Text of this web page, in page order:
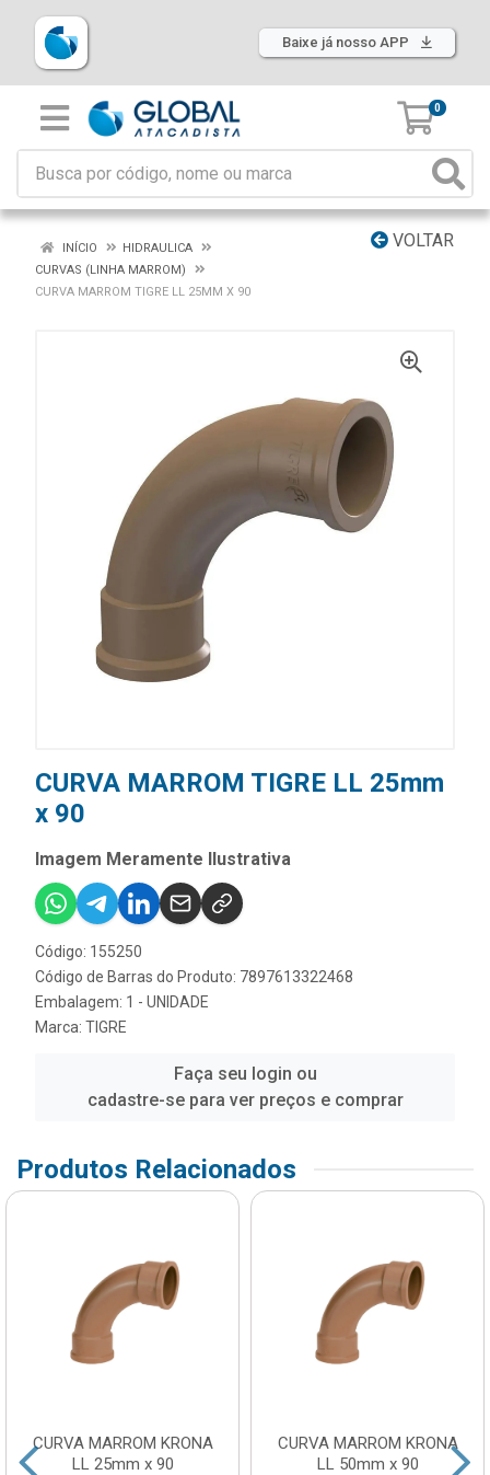
Baixe já nosso APP
0
VOLTAR
INÍCIO
HIDRAULICA
CURVAS (LINHA MARROM)
CURVA MARROM TIGRE LL 25MM X 90
CURVA MARROM TIGRE LL 25mm
x 90
Imagem Meramente Ilustrativa
Código: 155250
Código de Barras do Produto: 7897613322468
Embalagem: 1 - UNIDADE
Marca: TIGRE
Faça seu login ou
cadastre-se para ver preços e comprar
Produtos Relacionados
CURVA MARROM KRONA
LL 25mm x 90
CURVA MARROM KRONA
LL 50mm x 90